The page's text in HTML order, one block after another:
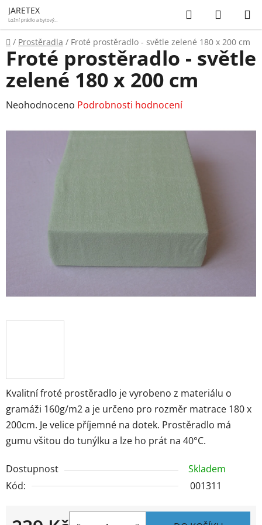
Přejít
na
obsah
JARETEX
Ložní prádlo a bytový
Hledat
KOŠÍK
Domů
/ Prostěradla / Froté prostěradlo - světle zelené 180 x 200 cm
Kvalitní froté prostěradlo je vyrobeno z materiálu o
gramáži 160g/m2 a je určeno pro rozměr matrace 180 x
200cm. Je velice příjemné na dotek. Prostěradlo má
gumu všitou do tunýlku a lze ho prát na 40°C.
Dostupnost
Skladem
Kód:
001311
Froté prostěradlo - světle
zelené 180 x 200 cm
Průměrné
Neohodnoceno Podrobnosti hodnocení